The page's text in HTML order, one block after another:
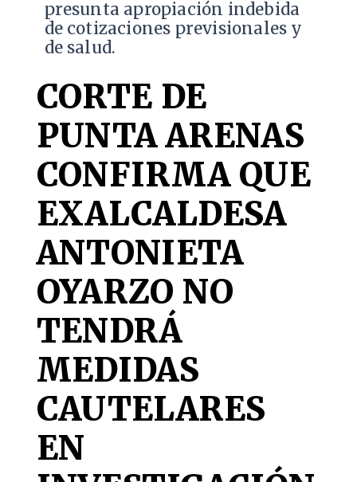
presunta apropiación indebida
de cotizaciones previsionales y
de salud.
CORTE DE
PUNTA ARENAS
CONFIRMA QUE
EXALCALDESA
ANTONIETA
OYARZO NO
TENDRÁ
MEDIDAS
CAUTELARES
EN